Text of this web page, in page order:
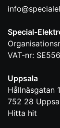
Special-
VAT-nr:
Uppsala
Hållnäsgatan
752 28
Hitta hit